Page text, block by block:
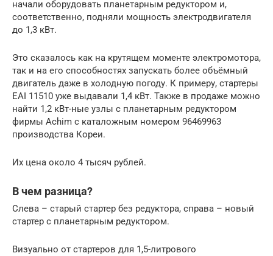
начали оборудовать планетарным редуктором и,
соответственно, подняли мощность электродвигателя
до 1,3 кВт.
Это сказалось как на крутящем моменте электромотора,
так и на его способностях запускать более объёмный
двигатель даже в холодную погоду. К примеру, стартеры
EAI 11510 уже выдавали 1,4 кВт. Также в продаже можно
найти 1,2 кВт-ные узлы с планетарным редуктором
фирмы Achim с каталожным номером 96469963
производства Кореи.
Их цена около 4 тысяч рублей.
В чем разница?
Слева – старый стартер без редуктора, справа – новый
стартер с планетарным редуктором.
Визуально от стартеров для 1,5-литрового